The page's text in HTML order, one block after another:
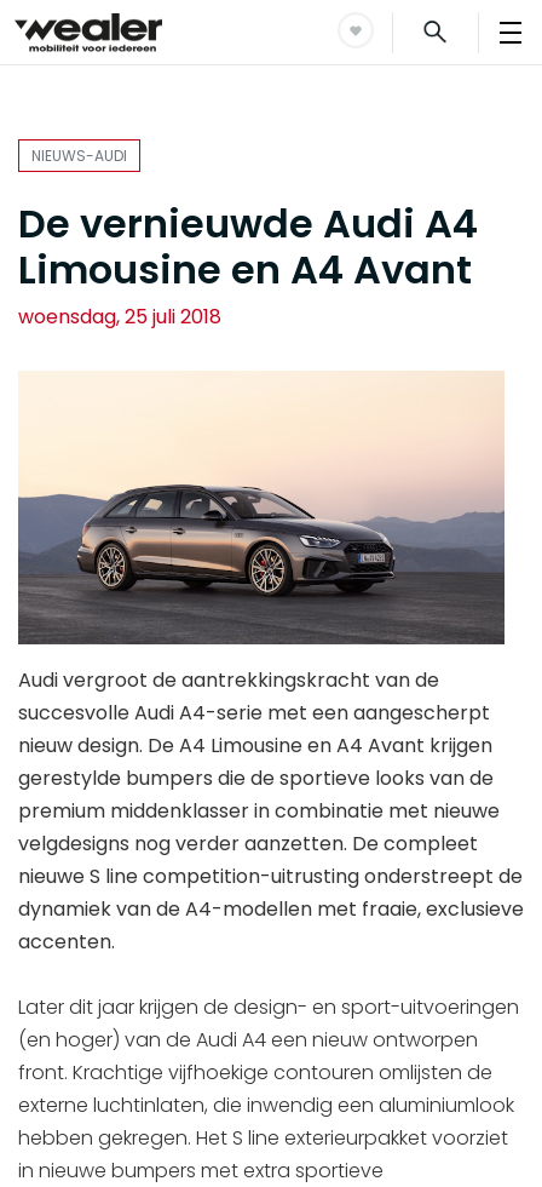
NIEUWS-AUDI
De vernieuwde Audi A4
Limousine en A4 Avant
woensdag, 25 juli 2018
Audi vergroot de aantrekkingskracht van de
succesvolle Audi A4-serie met een aangescherpt
nieuw design. De A4 Limousine en A4 Avant krijgen
gerestylde bumpers die de sportieve looks van de
premium middenklasser in combinatie met nieuwe
velgdesigns nog verder aanzetten. De compleet
nieuwe S line competition-uitrusting onderstreept de
dynamiek van de A4-modellen met fraaie, exclusieve
accenten.
Later dit jaar krijgen de design- en sport-uitvoeringen
(en hoger) van de Audi A4 een nieuw ontworpen
front. Krachtige vijfhoekige contouren omlijsten de
externe luchtinlaten, die inwendig een aluminiumlook
hebben gekregen. Het S line exterieurpakket voorziet
in nieuwe bumpers met extra sportieve